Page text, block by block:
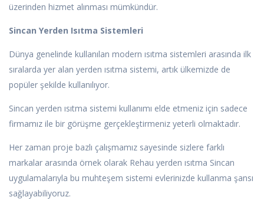
üzerinden hizmet alınması mümkündür.
Sincan Yerden Isıtma Sistemleri
Dünya genelinde kullanılan modern ısıtma sistemleri arasında ilk
sıralarda yer alan yerden ısıtma sistemi, artık ülkemizde de
popüler şekilde kullanılıyor.
Sincan yerden ısıtma sistemi kullanımı elde etmeniz için sadece
firmamız ile bir görüşme gerçekleştirmeniz yeterli olmaktadır.
Her zaman proje bazlı çalışmamız sayesinde sizlere farklı
markalar arasında örnek olarak Rehau yerden ısıtma Sincan
uygulamalarıyla bu muhteşem sistemi evlerinizde kullanma şansı
sağlayabiliyoruz.